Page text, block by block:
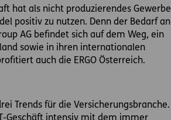
hat als nicht produzierendes Gewerbe
positiv zu nutzen. Denn der Bedarf an
AG befindet sich auf dem Weg, ein
sowie in ihren internationalen
auch die ERGO Österreich.
Trends für die Versicherungsbranche.